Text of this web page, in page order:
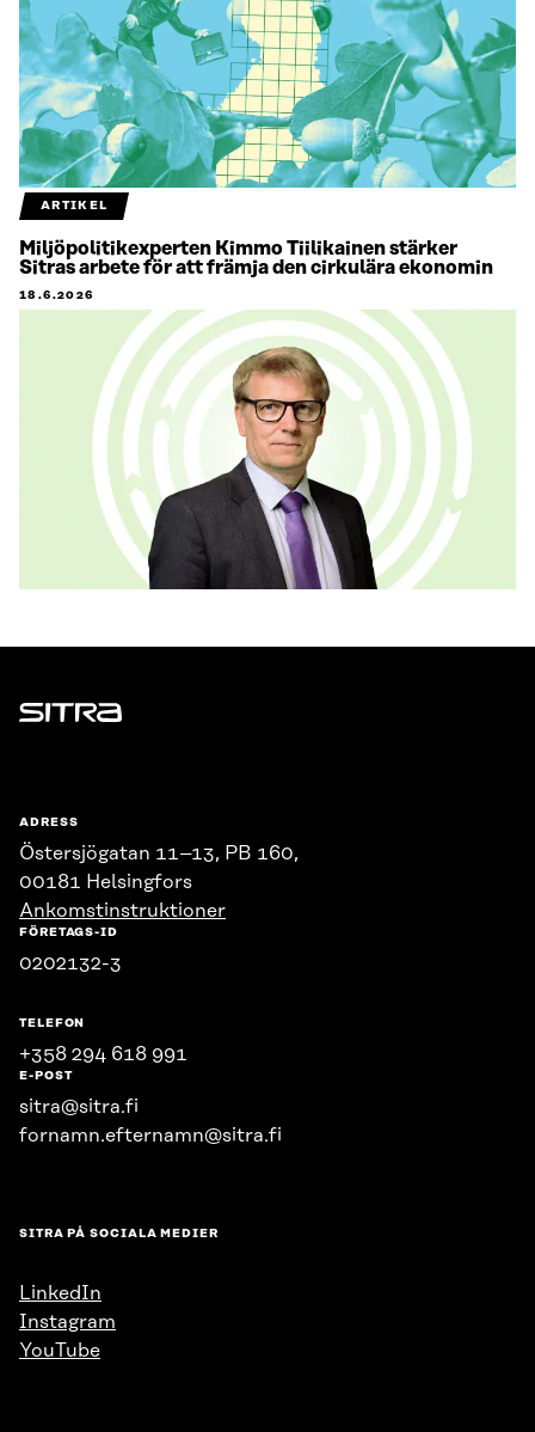
ARTIKEL
Miljöpolitikexperten Kimmo Tiilikainen stärker
Sitras arbete för att främja den cirkulära ekonomin
18.6.2026
Sitra
ADRESS
Östersjögatan 11–13, PB 160,
00181 Helsingfors
Ankomstinstruktioner
FÖRETAGS-ID
0202132-3
TELEFON
+358 294 618 991
E-POST
sitra@sitra.fi
fornamn.efternamn@sitra.fi
SITRA PÅ SOCIALA MEDIER
LinkedIn
Instagram
YouTube